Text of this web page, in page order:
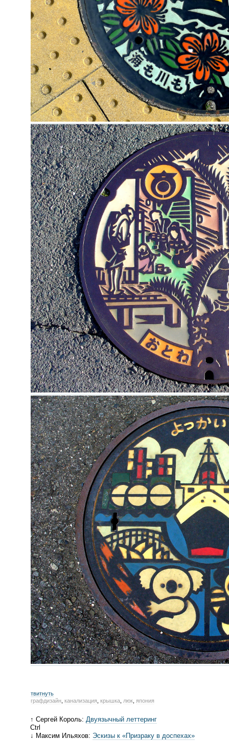
твитнуть
графдизайн канализация крышка люк япония
↑ Сергей Король: Двуязычный леттеринг
Ctrl
↓ Максим Ильяхов: Эскизы к «Призраку в доспехах»